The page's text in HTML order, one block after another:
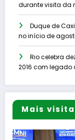
durante visita da
Duque de
no início de
Rio celebra
2016 com
Mais